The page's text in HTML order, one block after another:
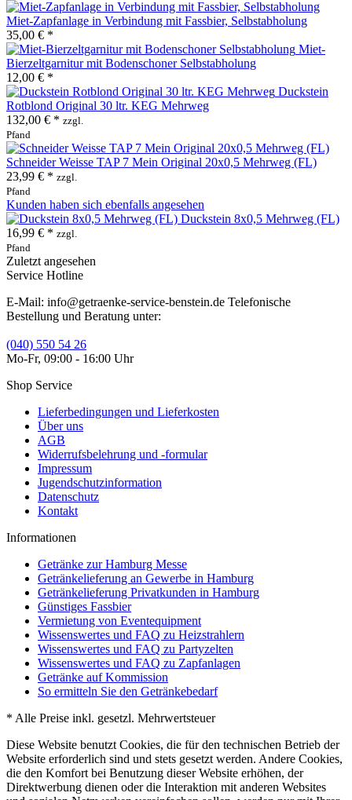
Miet-Zapfanlage in Verbindung mit Fassbier, Selbstabholung
35,00 € *
Miet-
Bierzeltgarnitur mit Bodenschoner Selbstabholung
12,00 € *
Duckstein
Rotblond Original 30 ltr. KEG Mehrweg
132,00 € * zzgl.
Pfand
Schneider Weisse TAP 7 Mein Original 20x0,5 Mehrweg (FL)
23,99 € * zzgl.
Pfand
Kunden haben sich ebenfalls angesehen
Duckstein 8x0,5 Mehrweg (FL)
16,99 € * zzgl.
Pfand
Zuletzt angesehen
Service Hotline
E-Mail: info@getraenke-service-benstein.de Telefonische
Bestellung und Beratung unter:
(040) 550 54 26
Mo-Fr, 09:00 - 16:00 Uhr
Shop Service
Lieferbedingungen und Lieferkosten
Über uns
AGB
Widerrufsbelehrung und -formular
Impressum
Jugendschutzinformation
Datenschutz
Kontakt
Informationen
Getränke zur Hamburg Messe
Getränkelieferung an Gewerbe in Hamburg
Getränkelieferung Privatkunden in Hamburg
Günstiges Fassbier
Vermietung von Eventequipment
Wissenswertes und FAQ zu Heizstrahlern
Wissenswertes und FAQ zu Partyzelten
Wissenswertes und FAQ zu Zapfanlagen
Getränke auf Kommission
So ermitteln Sie den Getränkebedarf
* Alle Preise inkl. gesetzl. Mehrwertsteuer
Diese Website benutzt Cookies, die für den technischen Betrieb der
Website erforderlich sind und stets gesetzt werden. Andere Cookies,
die den Komfort bei Benutzung dieser Website erhöhen, der
Direktwerbung dienen oder die Interaktion mit anderen Websites